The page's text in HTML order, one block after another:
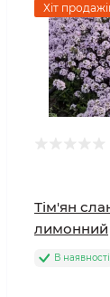
Хіт
Тім'ян
лимонний
В наявності